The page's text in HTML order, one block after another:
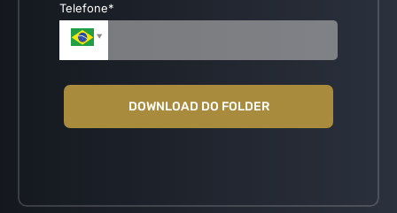
Telefone*
DOWNLOAD DO FOLDER